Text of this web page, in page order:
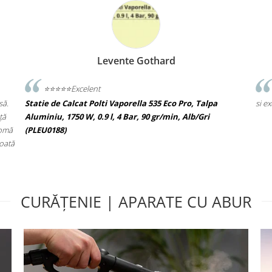
Pavelescu Alexandra
Recomand reprezentanta Polti Romania pentru
si extragarantia oferita la produsele achizitionate.
CURĂȚENIE | APARATE CU ABUR